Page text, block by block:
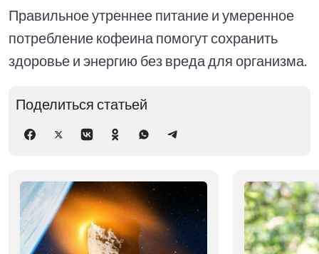
Правильное утреннее питание и умеренное
потребление кофеина помогут сохранить
здоровье и энергию без вреда для организма.
Поделиться статьей